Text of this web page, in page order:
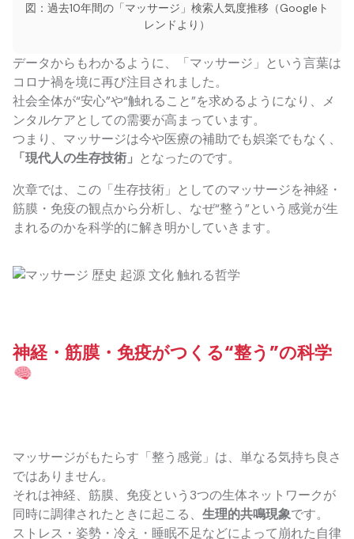
図：過去10年間の「マッサージ」検索人気度推移（Googleト
レンドより）
データからもわかるように、「マッサージ」という言葉は
コロナ禍を境に再び注目されました。
社会全体が“安心”や“触れること”を求めるようになり、メ
ンタルケアとしての需要が高まっています。
つまり、マッサージは今や医療の補助でも娯楽でもなく、
「現代人の生存技術」 となったのです。
次章では、この「生存技術」としてのマッサージを神経・
筋膜・免疫の観点から分析し、なぜ“整う”という感覚が生
まれるのかを科学的に解き明かしていきます。
神経・筋膜・免疫がつくる“整う”の科学
マッサージがもたらす「整う感覚」は、単なる気持ち良さ
ではありません。
それは神経、筋膜、免疫という3つの生体ネットワークが
同時に調律されたときに起こる、 生理的共鳴現象です。
ストレス・姿勢・冷え・睡眠不足などによって崩れた自律